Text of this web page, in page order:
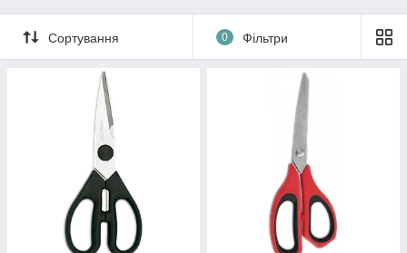
Сортування 0 Фільтри